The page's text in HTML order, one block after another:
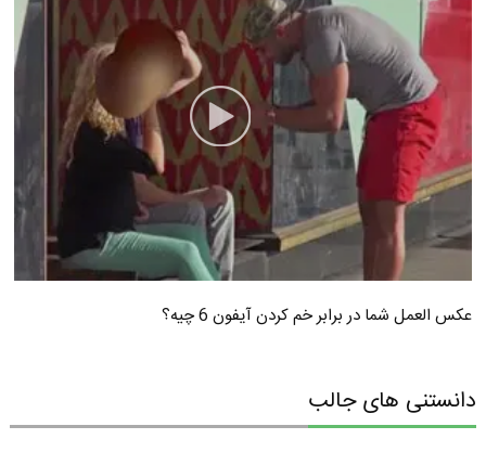
عکس العمل شما در برابر خم کردن آیفون 6 چیه؟
دانستنی های جالب